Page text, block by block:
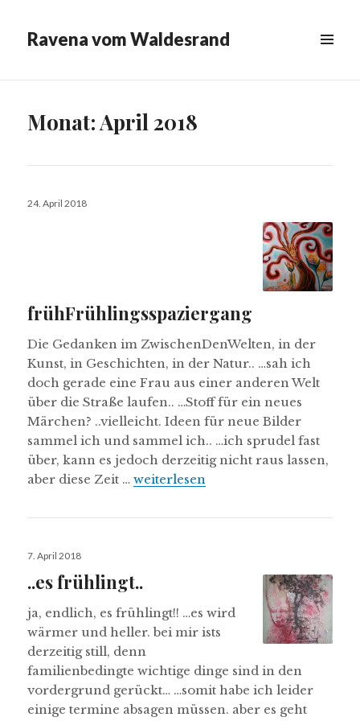
Ravena vom Waldesrand
WIDGETS
Monat:April 2018
Veröffentlicht
24. April 2018
frühFrühlingsspaziergang
Die Gedanken im ZwischenDenWelten, in der
Kunst, in Geschichten, in der Natur.. …sah ich
doch gerade eine Frau aus einer anderen Welt
über die Straße laufen.. …Stoff für ein neues
Märchen? ..vielleicht. Ideen für neue Bilder
sammel ich und sammel ich.. …ich sprudel fast
über, kann es jedoch derzeitig nicht raus lassen,
aber diese Zeit …frühFrühlingsspaziergang
weiterlesen
Veröffentlicht
7. April 2018
..es frühlingt..
ja, endlich, es frühlingt!! …es wird
wärmer und heller. bei mir ists
derzeitig still, denn
familienbedingte wichtige dinge sind in den
vordergrund gerückt… …somit habe ich leider
einige termine absagen müssen. aber es geht